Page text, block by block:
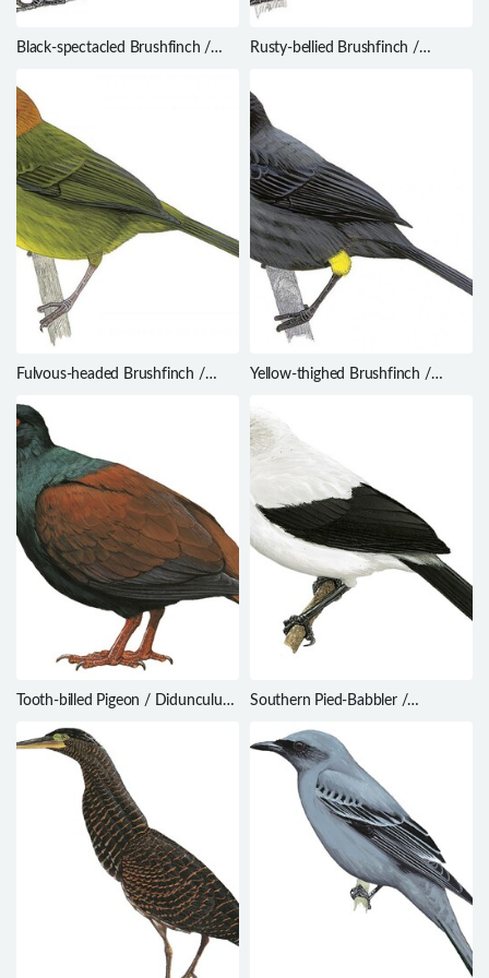
Black-spectacled Brushfinch /
Rusty-bellied Brushfinch /
Fulvous-headed Brushfinch /
Yellow-thighed Brushfinch /
Tooth-billed Pigeon / Didunculus
Southern Pied-Babbler /